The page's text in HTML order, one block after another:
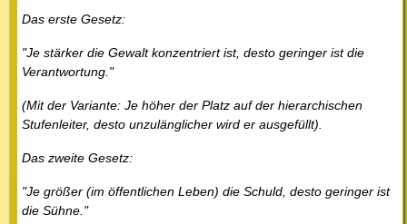
Das erste Gesetz:
"Je stärker die Gewalt konzentriert ist, desto geringer ist die
Verantwortung."
(Mit der Variante: Je höher der Platz auf der hierarchischen
Stufenleiter, desto unzulänglicher wird er ausgefüllt).
Das zweite Gesetz:
"Je größer (im öffentlichen Leben) die Schuld, desto geringer ist
die Sühne."